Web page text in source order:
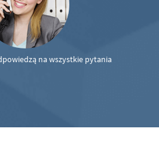
na wszystkie pytania